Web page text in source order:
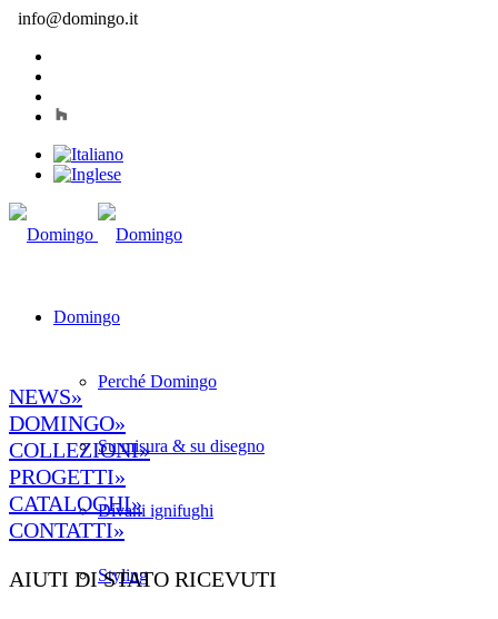
info@domingo.it
Domingo
Perché Domingo
Su misura & su disegno
Divani ignifughi
Styling
NEWS»
DOMINGO»
COLLEZIONI»
PROGETTI»
CATALOGHI»
CONTATTI»
AIUTI DI STATO RICEVUTI